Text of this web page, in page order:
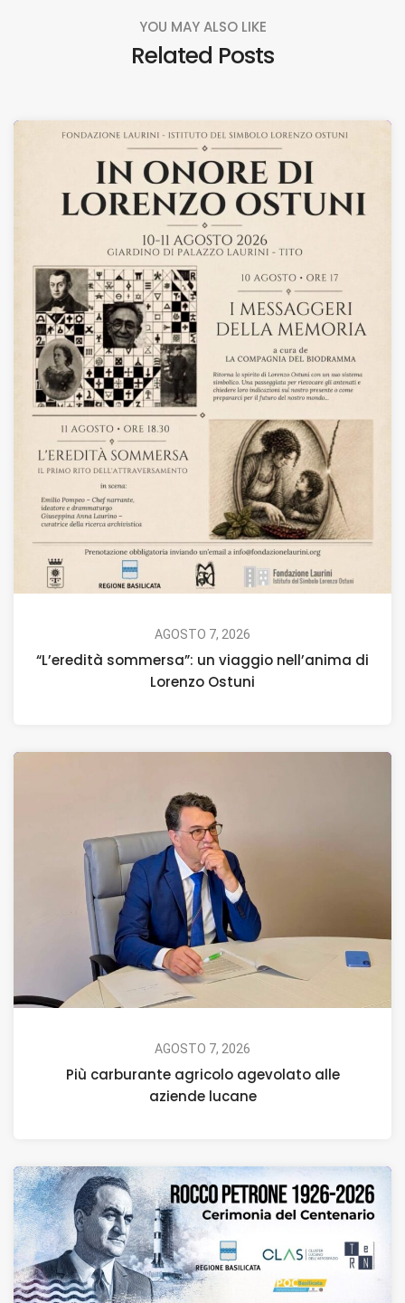
YOU MAY ALSO LIKE
Related Posts
AGOSTO 7, 2026
“L’eredità sommersa”: un viaggio nell’anima di
Lorenzo Ostuni
AGOSTO 7, 2026
Più carburante agricolo agevolato alle
aziende lucane